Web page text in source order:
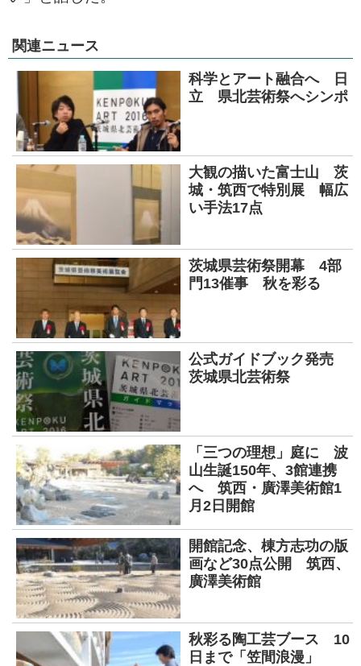
関連ニュース
科学とアート融合へ 日
立 県北芸術祭へシンポ
大観の描いた富士山 茨
城・筑西で特別展 幅広
い手法17点
茨城県芸術祭開幕 4部
門13催事 秋を彩る
公式ガイドブック発売
茨城県北芸術祭
「三つの理想」庭に 波
山生誕150年、3館連携
へ 筑西・廣澤美術館1
月2日開館
開館記念、棟方志功の版
画など30点公開 筑西、
廣澤美術館
秋彩る陶工芸ブース 10
日まで「笠間浪漫」